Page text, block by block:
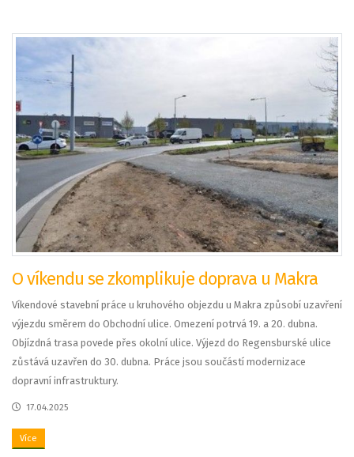
O víkendu se zkomplikuje doprava u Makra
Víkendové stavební práce u kruhového objezdu u Makra způsobí uzavření
výjezdu směrem do Obchodní ulice. Omezení potrvá 19. a 20. dubna.
Objízdná trasa povede přes okolní ulice. Výjezd do Regensburské ulice
zůstává uzavřen do 30. dubna. Práce jsou součástí modernizace
dopravní infrastruktury.
17.04.2025
Více